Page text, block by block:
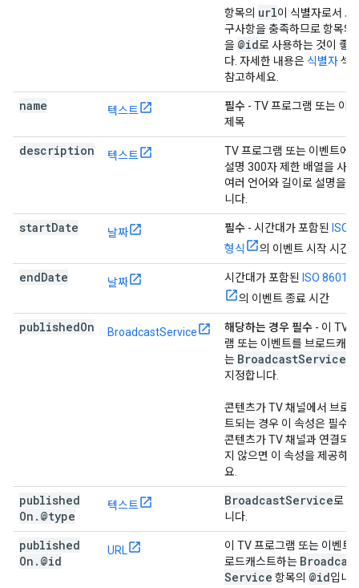
항목의 url이 식별자로서 모
구사항을 충족하므로 항목의
을 @id로 사용하는 것이 좋
다. 자세한 내용은 식별자섹
참고하세요.
name 텍스트 필수 - TV 프로그램 또는 이
제목
description 텍스트
TV 프로그램 또는 이벤트에
설명 300자 제한 배열을 사
여러 언어와 길이로 설명을
니다.
startDate 날짜 필수 - 시간대가 포함된 ISO
형식
의 이벤트 시작 시간
endDate 날짜 시간대가 포함된 ISO 8601
의 이벤트 종료 시간
publishedOn BroadcastService 해당하는 경우 필수 - 이 TV
램 또는 이벤트를 브로드캐
는 BroadcastService
지정합니다.
콘텐츠가 TV 채널에서 브로
트되는 경우 이 속성은 필수
콘텐츠가 TV 채널과 연결되
지 않으면 이 속성을 제공하
요.
published
On . @type
텍스트 BroadcastService로
니다.
published
On . @id
URL
이 TV 프로그램 또는 이벤트
로드캐스트하는
Service 항목의 @id입니